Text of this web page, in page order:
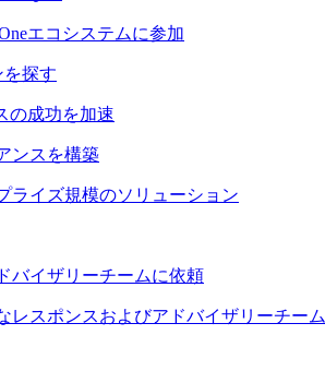
エコシステムに参加
を探す
の成功を加速
ンスを構築
ライズ規模のソリューション
バイザリーチームに依頼
レスポンスおよびアドバイザリーチー